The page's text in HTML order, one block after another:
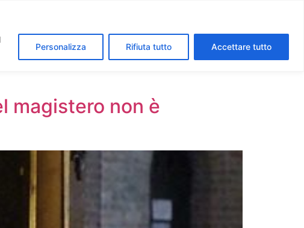
Personalizza Rifiuta tutto Accettare tutto
magistero non è